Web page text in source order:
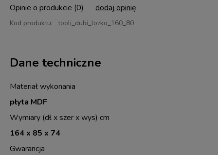
Kod produktu: tooli_dubi_lozko_160_80
Opinie o produkcie (0) dodaj opinię
Dane techniczne
Materiał wykonania
płyta MDF
Wymiary (dł x szer x wys) cm
164 x 85 x 74
Gwarancja